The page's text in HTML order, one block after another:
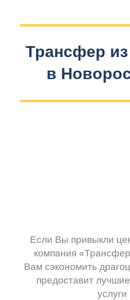
Трансфер
в
Если Вы привыкли
компания
Вам сэкономить
предоставит